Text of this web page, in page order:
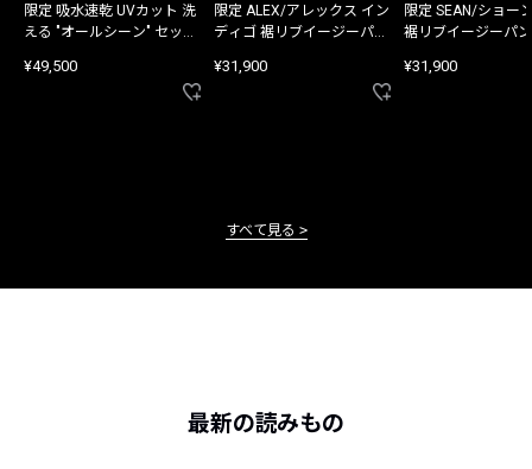
限定 吸水速乾 UVカット 洗
える "オールシーン" セット
¥49,500
限定 ALEX/アレックス イン
ディゴ 裾リブイージーパン
¥31,900
限定 SEAN/ショー
裾リブイージーパ
¥31,900
すべて見る
最新の読みもの